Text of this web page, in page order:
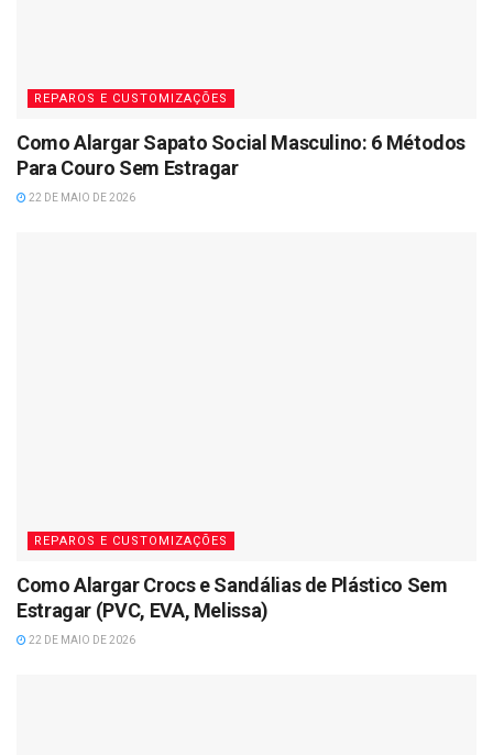
REPAROS E CUSTOMIZAÇÕES
Como Alargar Sapato Social Masculino: 6 Métodos
Para Couro Sem Estragar
22 DE MAIO DE 2026
REPAROS E CUSTOMIZAÇÕES
Como Alargar Crocs e Sandálias de Plástico Sem
Estragar (PVC, EVA, Melissa)
22 DE MAIO DE 2026